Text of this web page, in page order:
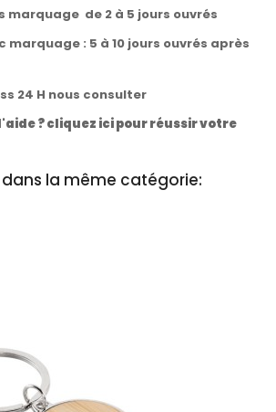
marquage de 2 à 5 jours ouvrés
: 5 à 10 jours ouvrés après
24 H nous consulter
? cliquez ici pour réussir votre
la même catégorie: